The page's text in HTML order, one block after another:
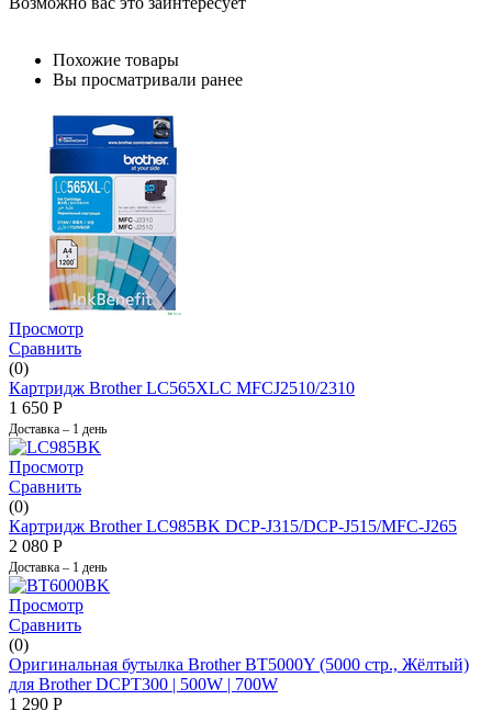
Похожие товары
Вы просматривали ранее
Просмотр
Сравнить
(0)
Картридж Brother LC565XLC MFCJ2510/2310
1 650 Р
Доставка – 1 день
Просмотр
Сравнить
(0)
Картридж Brother LC985BK DCP-J315/DCP-J515/MFC-J265
2 080 Р
Доставка – 1 день
Просмотр
Сравнить
(0)
Оригинальная бутылка Brother BT5000Y (5000 стр., Жёлтый)
для Brother DCPT300 | 500W |​ 700W
1 290 Р